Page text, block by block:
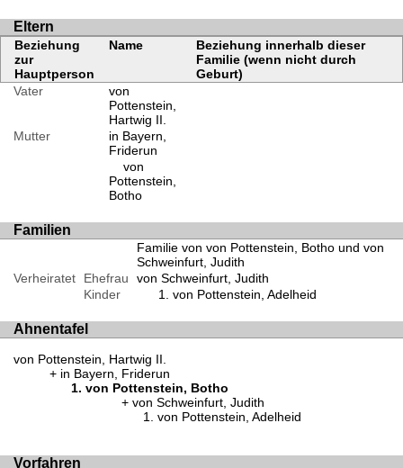
Eltern
Beziehung
zur
Hauptperson
Name
Beziehung innerhalb dieser
Familie (wenn nicht durch
Geburt)
Vater
von
Pottenstein,
Hartwig II.
Mutter
in Bayern,
Friderun
von
Pottenstein,
Botho
Familien
Familie von von Pottenstein, Botho und von
Schweinfurt, Judith
Verheiratet
Ehefrau
von Schweinfurt, Judith
Kinder
von Pottenstein, Adelheid
Ahnentafel
von Pottenstein, Hartwig II.
in Bayern, Friderun
von Pottenstein, Botho
von Schweinfurt, Judith
von Pottenstein, Adelheid
Vorfahren